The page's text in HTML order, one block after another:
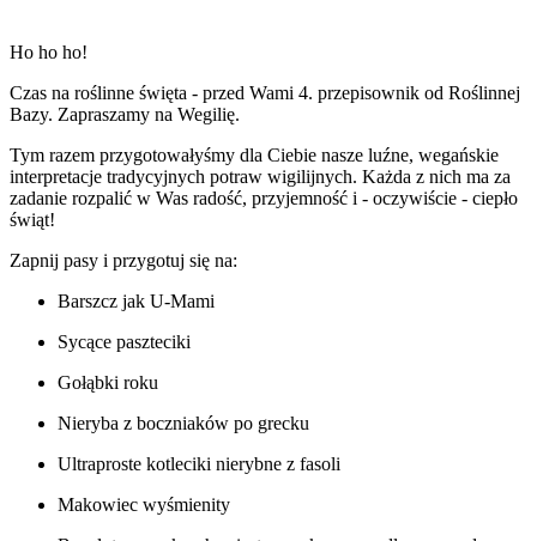
Ho ho ho!
Czas na roślinne święta - przed Wami 4. przepisownik od Roślinnej
Bazy. Zapraszamy na Wegilię.
Tym razem przygotowałyśmy dla Ciebie nasze luźne, wegańskie
interpretacje tradycyjnych potraw wigilijnych. Każda z nich ma za
zadanie rozpalić w Was radość, przyjemność i - oczywiście - ciepło
świąt!
Zapnij pasy i przygotuj się na:
Barszcz jak U-Mami
Sycące paszteciki
Gołąbki roku
Nieryba z boczniaków po grecku
Ultraproste kotleciki nierybne z fasoli
Makowiec wyśmienity